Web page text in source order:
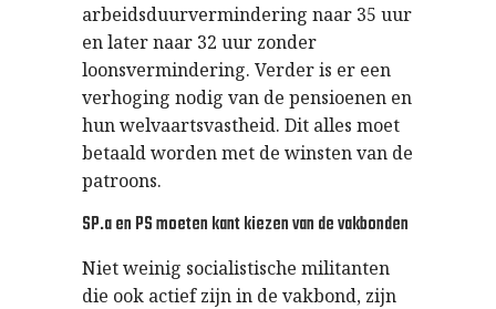
arbeidsduurvermindering naar 35 uur
en later naar 32 uur zonder
loonsvermindering. Verder is er een
verhoging nodig van de pensioenen en
hun welvaartsvastheid. Dit alles moet
betaald worden met de winsten van de
patroons.
SP.a en PS moeten kant kiezen van de vakbonden
Niet weinig socialistische militanten
die ook actief zijn in de vakbond, zijn